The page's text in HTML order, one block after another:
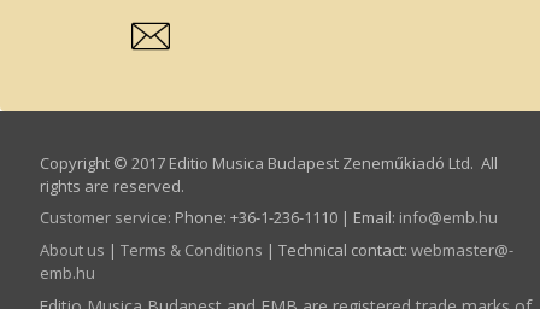
Copyright © 2017 Editio Musica Budapest Zeneműkiadó Ltd. All
rights are reserved.
Customer service: Phone: +36-1-236-1110 | Email: info­@­emb.hu
About us | Terms & Conditions | Technical contact: webmaster­@­
emb.hu